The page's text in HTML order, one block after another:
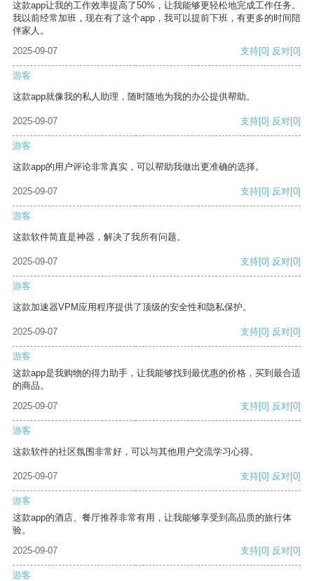
这款app让我的工作效率提高了50%，让我能够更轻松地完成工作任务。
我以前经常加班，现在有了这个app，我可以提前下班，有更多的时间陪
伴家人。
2025-09-07
支持[0] 反对[0]
游客
这款app就像我的私人助理，随时随地为我的办公提供帮助。
2025-09-07 支持[0] 反对[0]
游客
这款app的用户评论非常真实，可以帮助我做出更准确的选择。
2025-09-07 支持[0] 反对[0]
游客
这款软件简直是神器，解决了我所有问题。
2025-09-07 支持[0] 反对[0]
游客
这款加速器VPM应用程序提供了顶级的安全性和隐私保护。
2025-09-07 支持[0] 反对[0]
游客
这款app是我购物的得力助手，让我能够找到最优惠的价格，买到最合适
的商品。
2025-09-07
支持[0] 反对[0]
游客
这款软件的社区氛围非常好，可以与其他用户交流学习心得。
2025-09-07 支持[0] 反对[0]
游客
这款app的酒店、餐厅推荐非常有用，让我能够享受到高品质的旅行体
验。
2025-09-07
支持[0] 反对[0]
游客